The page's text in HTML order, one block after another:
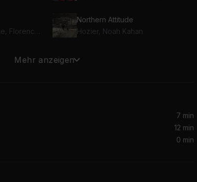
Northern Attitude
Hozier, Noah Kahan
Mehr anzeigen
7 min
12 min
0 min